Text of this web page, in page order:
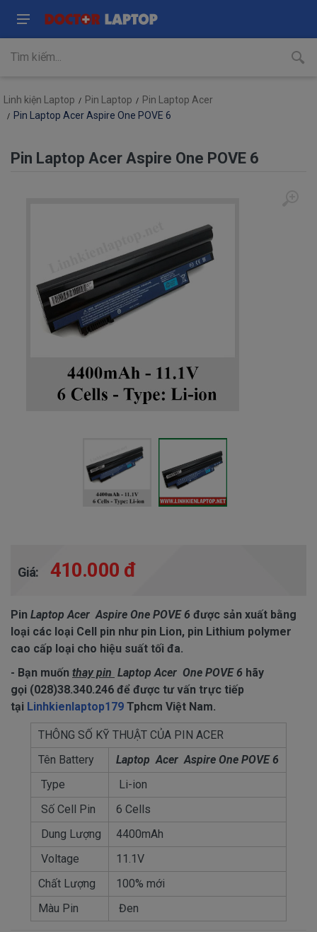
Linh kiện Laptop Pin Laptop
Pin Laptop Acer
Pin Laptop Acer Aspire One POVE 6
Pin Laptop Acer Aspire One POVE 6
Giá: 410.000 đ
Pin Laptop Acer Aspire One POVE 6 được sản xuất bằng
loại các loại Cell pin như pin Lion, pin Lithium polymer
cao cấp loại cho hiệu suất tối đa.
- Bạn muốn thay pin Laptop Acer One POVE 6 hãy
gọi (028)38.340.246 để được tư vấn trực tiếp
tại Linhkienlaptop179 Tphcm Việt Nam.
THÔNG SỐ KỸ THUẬT CỦA PIN ACER
Tên Battery
Laptop Acer Aspire One POVE 6
Type
Li-ion
Số Cell Pin
6 Cells
Dung Lượng
4400mAh
Voltage
11.1V
Chất Lượng
100% mới
Màu Pin
Đen